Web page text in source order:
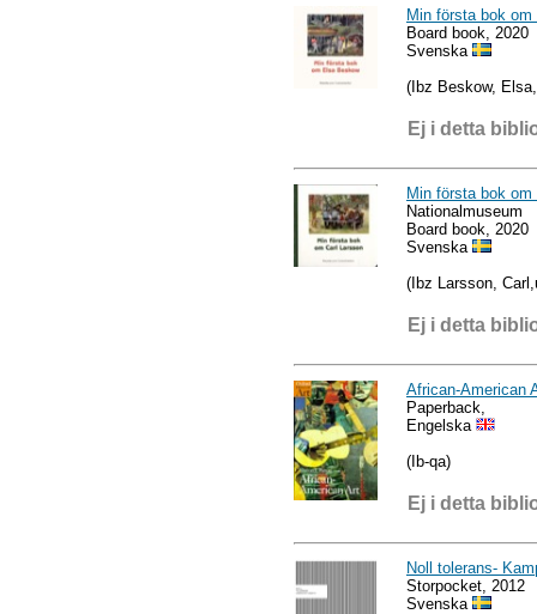
Min första bok
Board book, 2020
Svenska
(Ibz Beskow,
Ej i detta
Min första bok
Nationalmuseum
Board book, 2020
Svenska
(Ibz Larsson,
Ej i detta
African-American
Paperback,
Engelska
(Ib-qa)
Ej i detta
Noll tolerans-
Storpocket, 2012
Svenska